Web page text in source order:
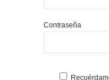
Contraseña